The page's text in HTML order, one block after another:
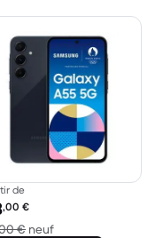
de
:
,00 €
€ neufcontre 499,00 €